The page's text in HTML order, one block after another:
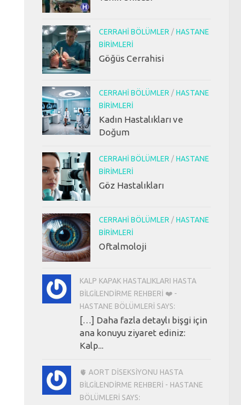
CERRAHI BÖLÜMLER / HASTANE
BIRIMLERI
Göğüs Cerrahisi
CERRAHI BÖLÜMLER / HASTANE
BIRIMLERI
Kadın Hastalıkları ve
Doğum
CERRAHI BÖLÜMLER / HASTANE
BIRIMLERI
Göz Hastalıkları
CERRAHI BÖLÜMLER / HASTANE
BIRIMLERI
Oftalmoloji
KALP KAPAK HASTALIKLARI HASTA
BILGILENDIRME REHBERI ❤️ -
HASTANE BÖLÜMLERI SAYS:
[…] Daha fazla detaylı bişgi için
ana konuyu ziyaret ediniz:
Kalp...
🫀 AORT DISEKSIYONU HASTA
BILGILENDIRME REHBERI - HASTANE
BÖLÜMLERI SAYS: